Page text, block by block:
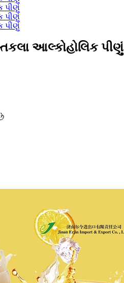
આલ્કોહોલિક પીણું